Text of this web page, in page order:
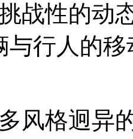
战性的动
与行人的
风格迥异